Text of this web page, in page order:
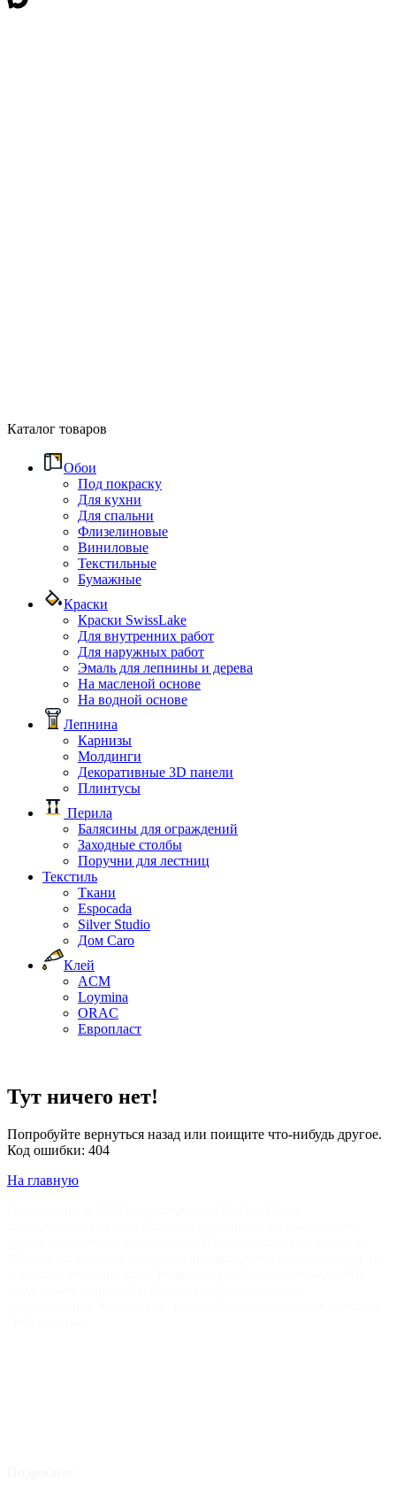
Каталог товаров
Обои
Под покраску
Для кухни
Для спальни
Флизелиновые
Виниловые
Текстильные
Бумажные
Краски
Краски SwissLake
Для внутренних работ
Для наружных работ
Эмаль для лепнины и дерева
На масленой основе
На водной основе
Лепнина
Карнизы
Молдинги
Декоративные 3D панели
Плинтусы
Перила
Балясины для ограждений
Заходные столбы
Поручни для лестниц
Текстиль
Ткани
Espocada
Silver Studio
Дом Caro
Клей
ACM
Loymina
ORAC
Европласт
Тут ничего нет!
Попробуйте вернуться назад или поищите что-нибудь другое.
Код ошибки: 404
На главную